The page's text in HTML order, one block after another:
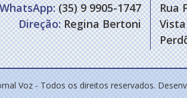
WhatsApp:(35) 9 9905-1747
Direção:Regina Bertoni
Rua
Voz - Todos os direitos reservados.